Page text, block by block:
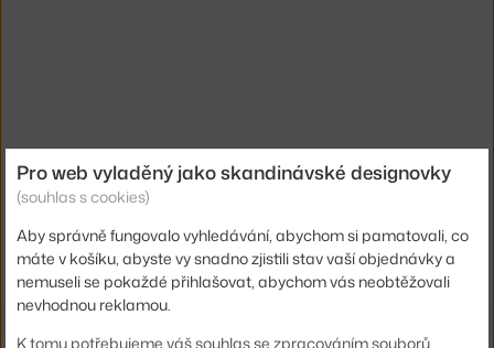
Ste zo Slovenska? Prejdite naNovinky
Shopping from the EU? Switch toNovelties
Pro web vyladěný jako skandinávské designovky
(souhlas s cookies)
Aby správně fungovalo vyhledávání, abychom si pamatovali, co
máte v košíku, abyste vy snadno zjistili stav vaší objednávky a
nemuseli se pokaždé přihlašovat, abychom vás neobtěžovali
nevhodnou reklamou.
K tomu potřebujeme váš souhlas se zpracováním souborů